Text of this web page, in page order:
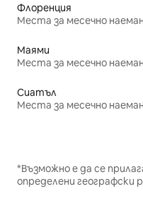
Флоренция
Места за месечно
Маями
Места за месечно
Сиатъл
Места за месечно
*Възможно е да се
определени географски